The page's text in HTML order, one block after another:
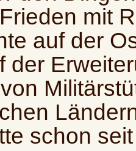
mit
auf der
der
schon